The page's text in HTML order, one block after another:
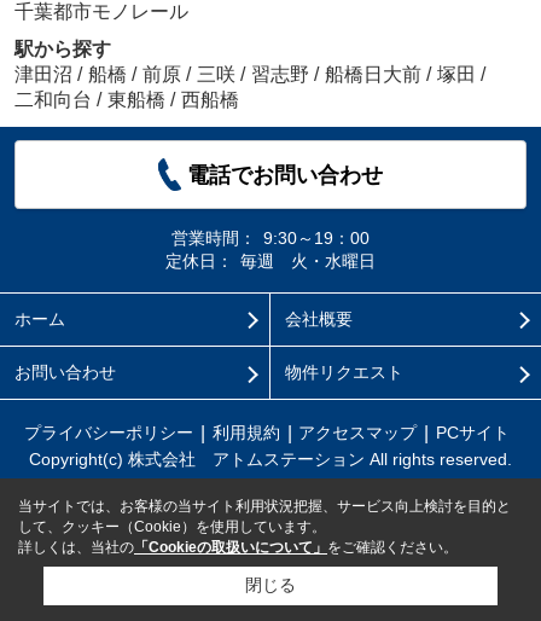
千葉都市モノレール
駅から探す
津田沼 / 船橋 / 前原 / 三咲 / 習志野 / 船橋日大前 / 塚田 /
二和向台 / 東船橋 / 西船橋
電話でお問い合わせ
営業時間：
9:30～19：00
定休日：
毎週 火・水曜日
ホーム 会社概要
お問い合わせ 物件リクエスト
プライバシーポリシー 利用規約 アクセスマップ
PCサイト
Copyright(c) 株式会社 アトムステーション All rights reserved.
当サイトでは、お客様の当サイト利用状況把握、サービス向上検討を目的と
して、クッキー（Cookie）を使用しています。
詳しくは、当社の 「Cookieの取扱いについて」 をご確認ください。
閉じる